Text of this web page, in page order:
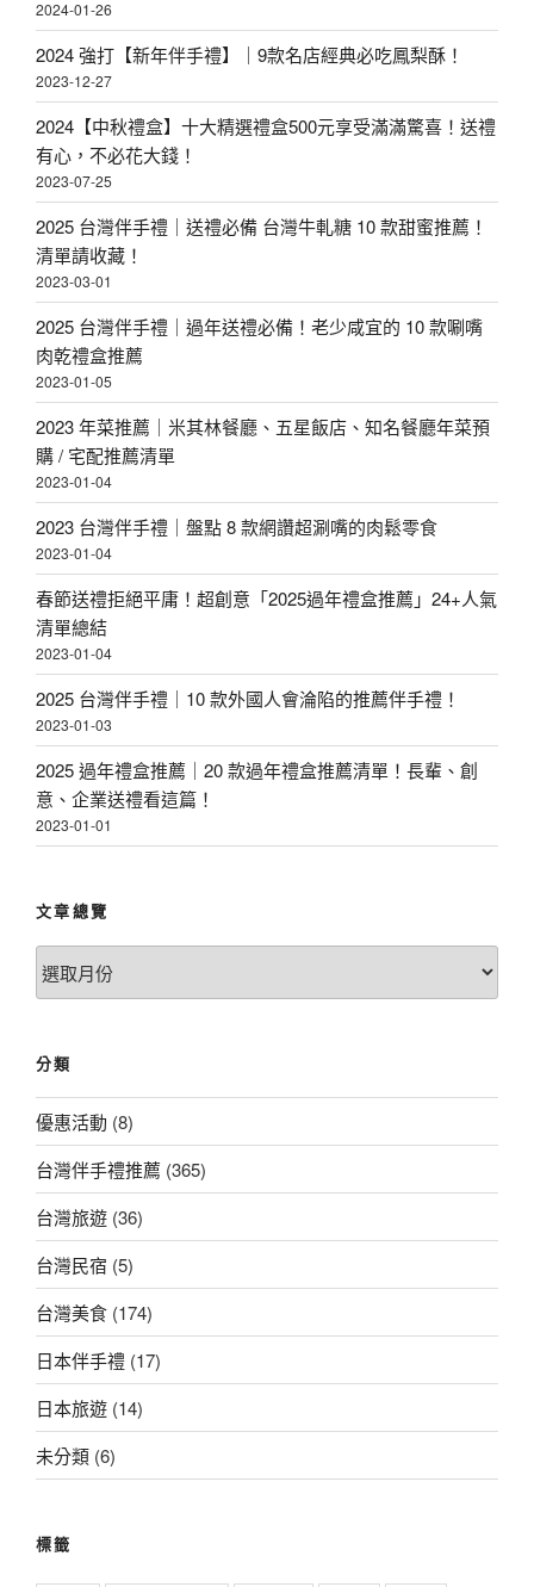
2024-01-26
2024 強打【新年伴手禮】｜9款名店經典必吃鳳梨酥！
2023-12-27
2024【中秋禮盒】十大精選禮盒500元享受滿滿驚喜！送禮
有心，不必花大錢！
2023-07-25
2025 台灣伴手禮｜送禮必備 台灣牛軋糖 10 款甜蜜推薦！
清單請收藏！
2023-03-01
2025 台灣伴手禮｜過年送禮必備！老少咸宜的 10 款唰嘴
肉乾禮盒推薦
2023-01-05
2023 年菜推薦｜米其林餐廳、五星飯店、知名餐廳年菜預
購 / 宅配推薦清單
2023-01-04
2023 台灣伴手禮｜盤點 8 款網讚超涮嘴的肉鬆零食
2023-01-04
春節送禮拒絕平庸！超創意「2025過年禮盒推薦」24+人氣
清單總結
2023-01-04
2025 台灣伴手禮｜10 款外國人會淪陷的推薦伴手禮！
2023-01-03
2025 過年禮盒推薦｜20 款過年禮盒推薦清單！長輩、創
意、企業送禮看這篇！
2023-01-01
文章總覽
文
章
分類
優惠活動 (8)
台灣伴手禮推薦 (365)
台灣旅遊 (36)
台灣民宿 (5)
台灣美食 (174)
日本伴手禮 (17)
日本旅遊 (14)
未分類 (6)
標籤